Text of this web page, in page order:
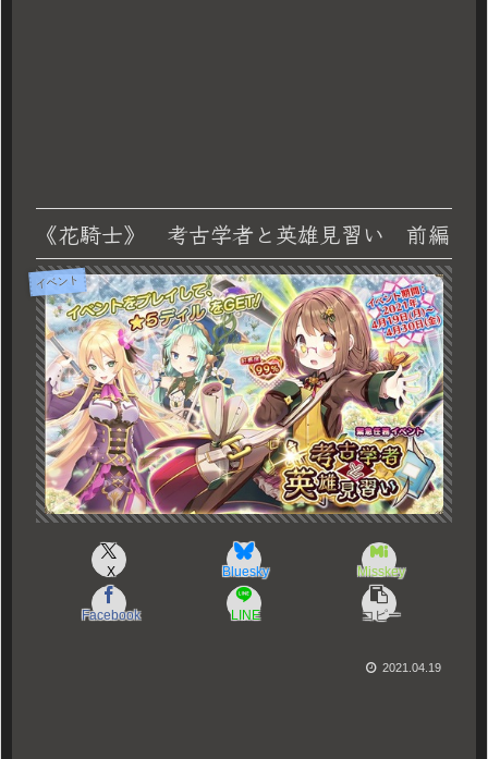
《花騎士》 考古学者と英雄見習い 前編
イベント
X Bluesky Misskey
Facebook LINE コピー
2021.04.19